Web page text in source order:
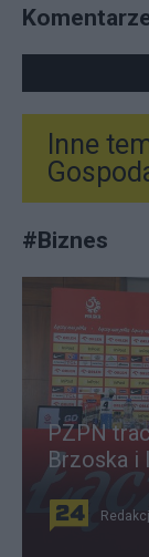
Inne
#Biznes
PZPN
Brzoska i